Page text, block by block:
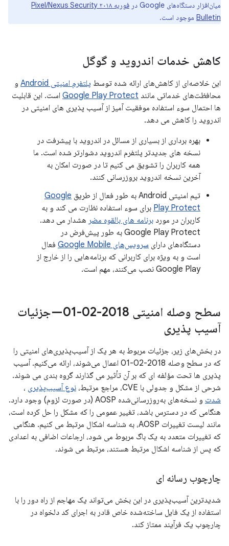
میان‌افزار دستگاه‌های Google در
فوریه ۲۰۱۸ Pixel/Nexus Security
Bulletin موجود است.
کاهش خدمات اندروید و گوگل
این خلاصه‌ای از کاهش‌های ارائه شده توسط پلتفرم امنیتی Android
و
محافظت‌های خدماتی مانند Google Play Protect است. این قابلیت
ها احتمال سوء استفاده موفقیت آمیز از آسیب پذیری های امنیتی در
اندروید را کاهش می دهد.
بهره برداری از بسیاری از مسائل در اندروید با پیشرفت در
نسخه های جدیدتر پلتفرم اندروید دشوارتر شده است. ما
همه کاربران را تشویق می کنیم تا در صورت امکان به
آخرین نسخه اندروید بروزرسانی کنند.
تیم امنیتی Android به طور فعال از طریق
Google
Play Protect برای سوء استفاده نظارت می کند و به
کاربران در مورد برنامه های بالقوه مضر هشدار می دهد.
Google Play Protect به طور پیش‌فرض در
دستگاه‌های دارای سرویس‌های Google Mobile
فعال
است و به ویژه برای کاربرانی که برنامه‌هایی را از خارج از
Google Play نصب می‌کنند، مهم است.
سطح وصله امنیتی 2018-02-01—جزئیات
آسیب پذیری
در بخش‌های زیر، جزئیات مربوط به هر یک از آسیب‌پذیری‌های امنیتی را
که در سطح وصله 2018-02-01 اعمال می‌شوند، ارائه می‌کنیم. آسیب
پذیری ها تحت مؤلفه ای که بر آن تأثیر می گذارند گروه بندی می شوند.
شرحی از مشکل و جدولی با CVE، مراجع مرتبط،
نوع آسیب‌پذیری ،
شدت
و نسخه‌های به‌روزرسانی‌شده AOSP (در صورت لزوم) وجود دارد.
هنگامی که در دسترس باشد، تغییر عمومی را که مشکل را حل کرده است،
مانند لیست تغییرات AOSP، به شناسه اشکال مرتبط می کنیم. هنگامی
که تغییرات متعدد به یک باگ مربوط می شود، ارجاعات اضافی به اعدادی
که پس از شناسه اشکال مرتبط هستند، مرتبط می شوند.
چارچوب رسانه ای
شدیدترین آسیب‌پذیری در این بخش می‌تواند یک مهاجم از راه دور را با
استفاده از یک فایل ساخته‌شده خاص قادر به اجرای کد دلخواه در
چارچوب یک فرآیند ممتاز کند.